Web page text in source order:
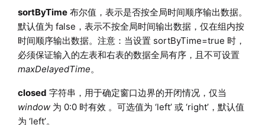
sortByTime布尔值，表示是否按全局时间顺序输出数据。
默认值为 false，表示不按全局时间输出数据，仅在组内按
时间顺序输出数据。注意：当设置 sortByTime=true 时，
必须保证输入的左表和右表的数据全局有序，且不可设置
maxDelayedTime。
closed 字符串，用于确定窗口边界的开闭情况，仅当
window 为 0:0 时有效 。可选值为 ‘left’ 或 ‘right’，默认值
为 ‘left’。